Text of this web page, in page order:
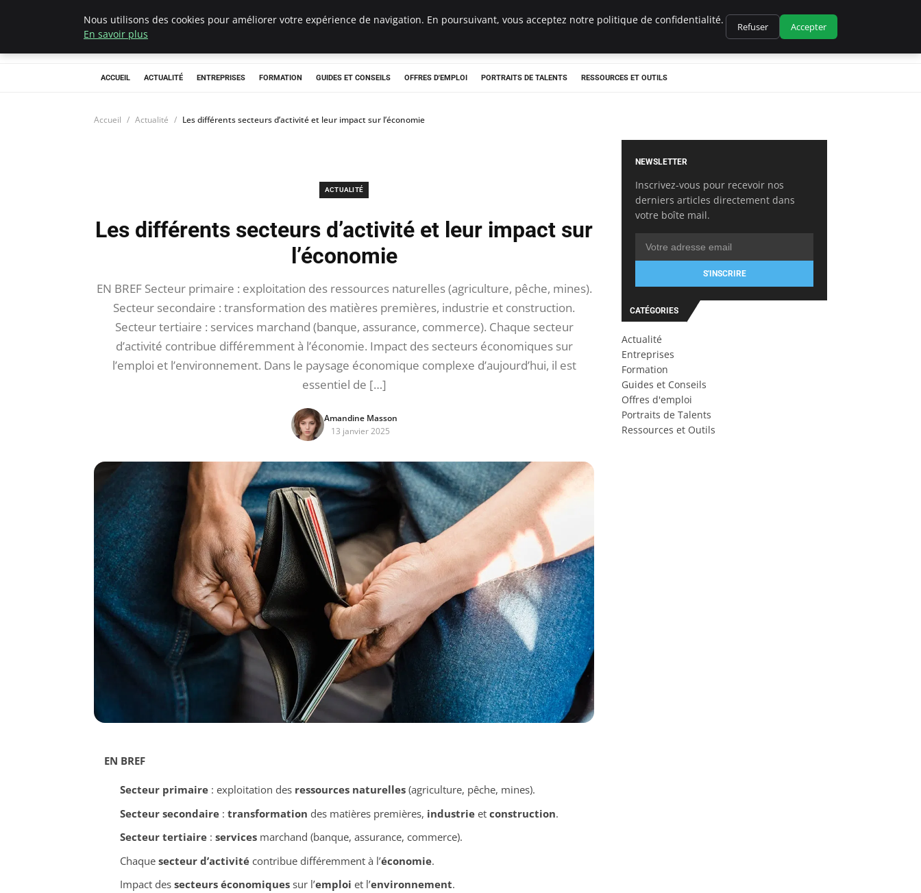
Chasseur De Tête
ACCUEIL ACTUALITÉ ENTREPRISES FORMATION GUIDES ET CONSEILS OFFRES D'EMPLOI PORTRAITS DE TALENTS RESSOURCES ET OUTILS
Accueil Actualité Les différents secteurs d’activité et leur impact sur l’économie
ACTUALITÉ
Les différents secteurs d’activité et leur impact sur
l’économie
EN BREF Secteur primaire : exploitation des ressources naturelles (agriculture, pêche, mines).
Secteur secondaire : transformation des matières premières, industrie et construction.
Secteur tertiaire : services marchand (banque, assurance, commerce). Chaque secteur
d’activité contribue différemment à l’économie. Impact des secteurs économiques sur
l’emploi et l’environnement. Dans le paysage économique complexe d’aujourd’hui, il est
essentiel de […]
Amandine Masson
13 janvier 2025
EN BREF
Secteur primaire: exploitation des ressources naturelles(agriculture, pêche, mines).
Secteur secondaire: transformation des matières premières, industrieet construction.
Secteur tertiaire: servicesmarchand (banque, assurance, commerce).
Chaque secteur d’activitécontribue différemment à l’économie.
Impact des secteurs économiquessur l’emploi et l’environnement.
NEWSLETTER
Inscrivez-vous pour recevoir nos
derniers articles directement dans
votre boîte mail.
S'INSCRIRE
CATÉGORIES
Actualité
Entreprises
Formation
Guides et Conseils
Offres d'emploi
Portraits de Talents
Ressources et Outils
Nous utilisons des cookies pour améliorer votre expérience de navigation. En poursuivant, vous acceptez notre politique de confidentialité.
En savoir plus
Refuser Accepter